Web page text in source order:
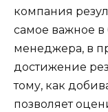
компания
самое важное в
менеджера, в
достижение
тому, как
позволяет